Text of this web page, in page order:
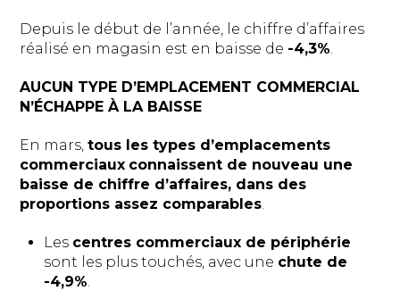
Depuis le début de l’année, le chiffre d’affaires
réalisé en magasin est en baisse de -4,3%
AUCUN TYPE D’EMPLACEMENT COMMERCIAL
N’ÉCHAPPE À LA BAISSE
En mars,tous les types d’emplacements
commerciaux connaissent de nouveau une
baisse de chiffre d’affaires, dans des
proportions assez comparables
Les centres commerciaux de périphérie
sont les plus touchés, avec une chute de
-4,9%